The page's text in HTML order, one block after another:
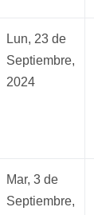
Lun, 23 de
Septiembre,
2024
Mar, 3 de
Septiembre,